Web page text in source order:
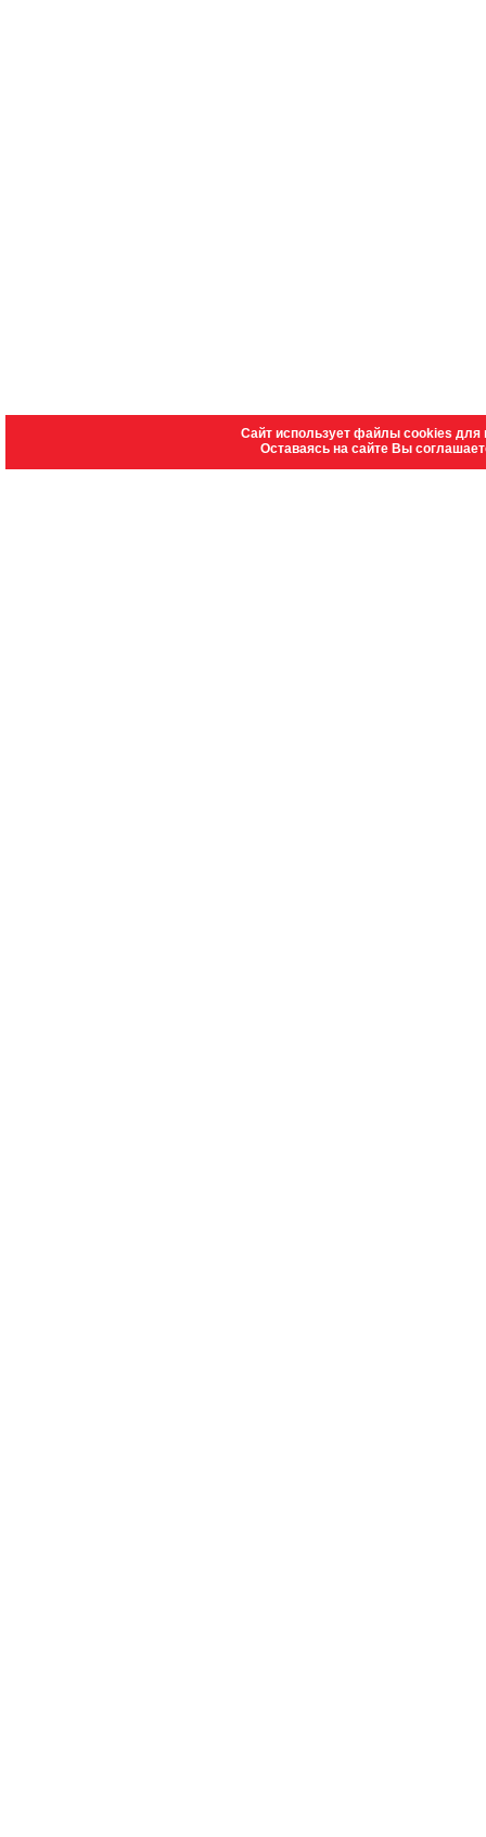
Сайт использует файлы cookies для
Оставаясь на сайте Вы